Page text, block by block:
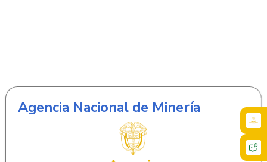
Agencia Nacional de Minería